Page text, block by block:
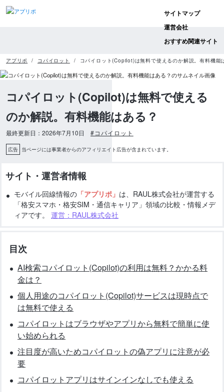
サイトマップ
運営会社
おすすめ関連サイト
アプリポ コパイロット コパイロット(Copilot)は無料で使えるのか解説。有料機能
コパイロット(Copilot)は無料で使える
のか解説。有料機能はある？
最終更新日：2026年7月10日 #コパイロット
広告 当ページには事業者からのアフィリエイト広告が含まれています。
サイト・運営者情報
モバイル回線情報の 「アプリポ」 は、RAUL株式会社が運営する
「格安スマホ・格安SIM・通信キャリア」領域の比較・情報メデ
ィアです。 運営：RAUL株式会社
目次
AI検索コパイロット(Copilot)の利用は無料？かかる料
金は？
個人用途のコパイロット(Copilot)サービスは現時点で
は無料で使える
コパイロットはブラウザやアプリから無料で簡単に使
い始められる
注目度が高いためコパイロットの偽アプリに注意が必
要
コパイロットアプリはサインインなしでも使える